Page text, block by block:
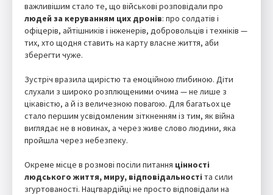
важливішим стало те, що військові розповідали про
людей за керуванням цих дронів: про солдатів і
офіцерів, айтішників і інженерів, добровольців і техніків —
тих, хто щодня ставить на карту власне життя, аби
зберегти чуже.
Зустріч вразила щирістю та емоційною глибиною. Діти
слухали з широко розплющеними очима — не лише з
цікавістю, а й із величезною повагою. Для багатьох це
стало першим усвідомленим зіткненням із тим, як війна
виглядає не в новинах, а через живе слово людини, яка
пройшла через небезпеку.
Окреме місце в розмові посіли питання цінності
людського життя, миру, відповідальності та сили
згуртованості. Нацгвардійці не просто відповідали на